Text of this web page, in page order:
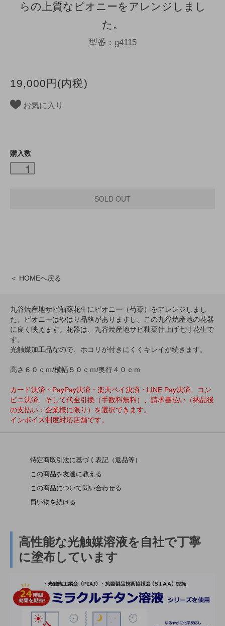
らの上質なピオニーをアレンジしまし
た。
型番：g4115
19,000円(内税)
お気に入り
購入数
＜ HOMEへ戻る
九谷焼産地サビ釉薬花生にピオニー（芍薬）をアレンジしまし
た。ピオニーはやはり品格がありますし、この九谷焼産地の花器
に良く映えます。花器は、九谷焼産地サビ釉薬仕上げ七寸花生で
す。
光触媒加工品なので、ホコリが付きにくくキレイが続きます。
高さ６０ｃｍ/横幅５０ｃｍ/奥行４０ｃｍ
カード決済・PayPay決済・楽天ペイ決済・LINE Pay決済、コン
ビニ決済、そして代金引換（手数料無料）、請求書払い（納品後
の支払い：企業様に限り）を選択できます。
インボイス制度対応店舗です。
特定商取引法に基づく表記（返品等）
この商品を友達に教える
この商品について問い合わせる
買い物を続ける
高性能な光触媒溶液を自社で丁寧
に塗布しています